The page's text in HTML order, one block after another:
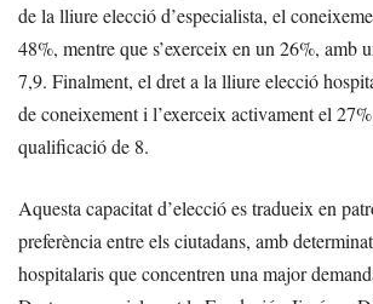
de la lliure elecció d’especialista, el
48%, mentre que s’exerceix en un 26%, amb
7,9. Finalment, el dret a la lliure elecció
de coneixement i l’exerceix activament el
qualificació de 8.
Aquesta capacitat d’elecció es tradueix en
preferència entre els ciutadans, amb
hospitalaris que concentren una major